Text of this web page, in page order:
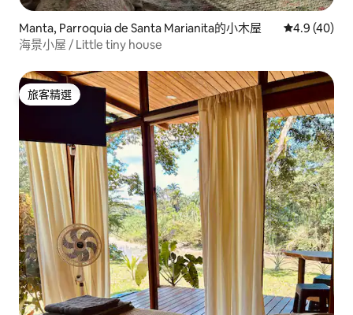
Manta, Parroquia de Santa Marianita的小木屋 從 40 則評
4.9 (40)
海景小屋 / Little tiny house
旅客精選
旅客精選